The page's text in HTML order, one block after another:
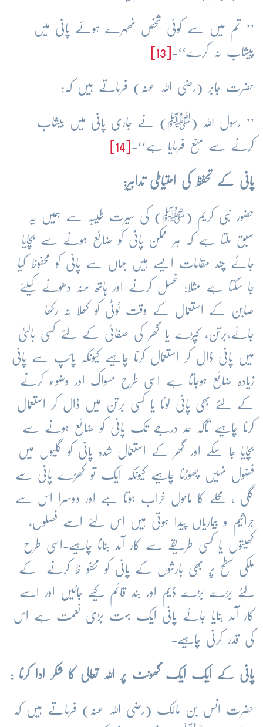
’’ تم میں سے کوئی شخص ٹھہرے ہوئے پانی میں
پیشاب نہ کرے‘‘-
حضرت جابر (رضی اللہ عنہ) فرماتے ہیں کہ:
’’ رسول اللہ ( ﷺ ) نے جاری پانی میں بیشاب
کرنے سے منع فرمایا ہے‘‘-
پانی کے تحفظ کی احتیاطی تدابیر:
حضور نبی کریم ( ﷺ ) کی سیرت طیبہ سے ہمیں یہ
سبق ملتا ہے کہ ہر ممکن پانی کو ضائع ہونے سے بچایا
جائے چند مقامات ایسے ہیں جہاں سے پانی کو محفوظ کیا
جا سکتا ہے مثلا: غسل کرنے اور ہاتھ منہ دھونے کیلئے
صابن کے استعمال کے وقت ٹوٹی کو کھلا نہ رکھا
جائے،برتن، کپڑے یا گھر کی صفائی کے لئے کسی بالٹی
میں پانی ڈال کر استعمال کرنا چاہیے کیونکہ پائپ سے پانی
زیادہ ضائع ہوجاتا ہے-اسی طرح مسواک اور وضوء کرنے
کے لئے بھی پانی لوٹا یا کسی برتن میں ڈال کر استعمال
کرنا چاہیے تاکہ حد درجے تک پانی کو ضائع ہونے سے
بچایا جا سکے اور گھر کے استعمال شدہ پانی کو گلیوں میں
فضول نہیں چھوڑنا چاہیے کیونکہ ایک تو کھڑے پانی سے
گلی ، محلے کا ماحول خراب ہوتا ہے اور دوسرا اس سے
جراثیم و بیماریاں پیدا ہوتی ہیں اس لئے اسے فصلوں،
کھیتوں یا کسی طریقے سے کار آمد بنانا چاہیے-اسی طرح
ملکی سطح پر بھی بارشوں کے پانی کو محفو ظ کرنے کے
لئے بڑے بڑے ڈیم اور بند قائم کیے جائیں اور اسے
کار آمد بنایا جائے-پانی ایک بہت بڑی نعمت ہے اس
کی قدر کرنی چاہیے-
پانی کے ایک ایک گھونٹ پر اللہ تعالی کا شکر ادا کرنا :
حضرت انس بن مالک (رضی اللہ عنہ) فرماتے ہیں کہ